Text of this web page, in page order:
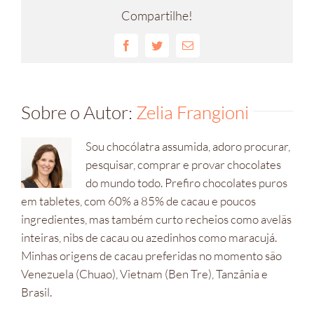
Compartilhe!
FacebookTwitterE-
Sobre o Autor: Zelia Frangioni
Sou chocólatra assumida, adoro procurar,
pesquisar, comprar e provar chocolates
do mundo todo. Prefiro chocolates puros
em tabletes, com 60% a 85% de cacau e poucos
ingredientes, mas também curto recheios como avelãs
inteiras, nibs de cacau ou azedinhos como maracujá.
Minhas origens de cacau preferidas no momento são
Venezuela (Chuao), Vietnam (Ben Tre), Tanzânia e
Brasil.